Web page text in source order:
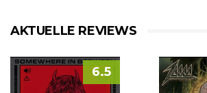
AKTUELLE REVIEWS
6.5